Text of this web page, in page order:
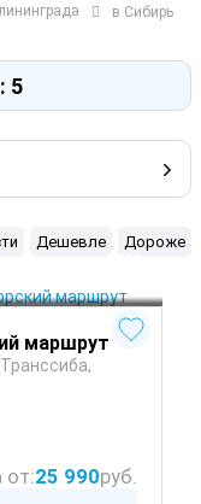
в Сибирь
5
Дешевле Дороже
маршрут
от:25 990руб.